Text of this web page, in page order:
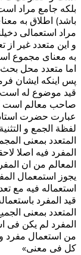
بلکه جامع مراد
باشد) اطلاق به
مراد استعمالی
و این متعدد غیر
به معنای مجموع
اما متعدد محل بحث
پس اینکه ایشان
قید موضوع له است
صاحب معالم است
عبارت حضرت
لفظة الجمع و
المتعدد بمعنی
المفرد فیه اصلا
المعالم من ان
یجوز استمعمال
استعماله فیه مع
قید المفرد
المتعدد بمعنی
المفرد لم یکن فی
من استعمال مفرد
کل فی معنی»